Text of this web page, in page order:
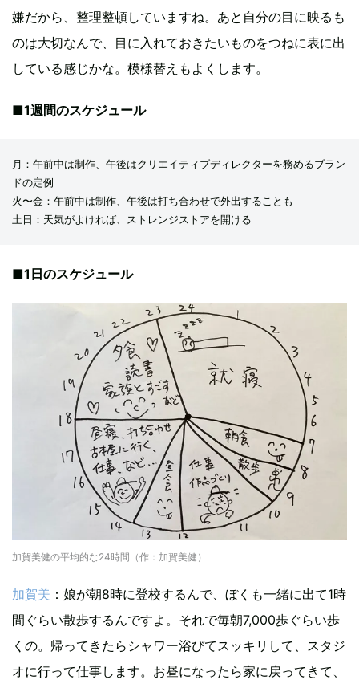
嫌だから、整理整頓していますね。あと自分の目に映るも
のは大切なんで、目に入れておきたいものをつねに表に出
している感じかな。模様替えもよくします。
■1週間のスケジュール
月：午前中は制作、午後はクリエイティブディレクターを務めるブラン
ドの定例
火〜金：午前中は制作、午後は打ち合わせで外出することも
土日：天気がよければ、ストレンジストアを開ける
■1日のスケジュール
加賀美健の平均的な24時間（作：加賀美健）
加賀美 ：娘が朝8時に登校するんで、ぼくも一緒に出て1時
間ぐらい散歩するんですよ。それで毎朝7,000歩ぐらい歩
くの。帰ってきたらシャワー浴びてスッキリして、スタジ
オに行って仕事します。お昼になったら家に戻ってきて、